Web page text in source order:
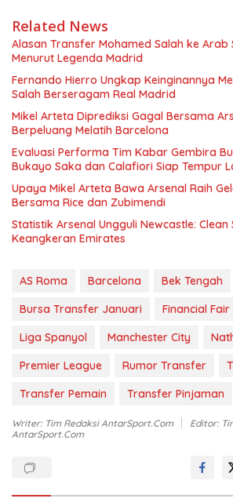
Related News
Alasan Transfer Mohamed Salah ke Arab
Menurut Legenda Madrid
Fernando Hierro Ungkap Keinginannya
Salah Berseragam Real Madrid
Mikel Arteta Diprediksi Gagal Bersama
Berpeluang Melatih Barcelona
Evaluasi Performa Tim Kabar Gembira
Bukayo Saka dan Calafiori Siap Tempur
Upaya Mikel Arteta Bawa Arsenal Raih
Bersama Rice dan Zubimendi
Statistik Arsenal Ungguli Newcastle: Clean
Keangkeran Emirates
AS Roma Barcelona
Bek Tengah
Bursa Transfer Januari
Financial Fair
Liga Spanyol
Manchester City
Premier League
Rumor Transfer
Transfer Pemain
Transfer Pinjaman
Writer: Tim Redaksi AntarSport.com
Editor:
AntarSport.com